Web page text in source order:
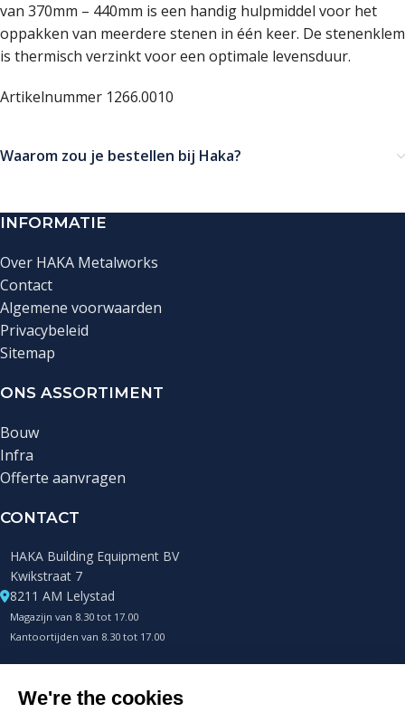
van 370mm – 440mm is een handig hulpmiddel voor het
oppakken van meerdere stenen in één keer. De stenenklem
is thermisch verzinkt voor een optimale levensduur.
Artikelnummer 1266.0010
Waarom zou je bestellen bij Haka?
INFORMATIE
Over HAKA Metalworks
Contact
Algemene voorwaarden
Privacybeleid
Sitemap
ONS ASSORTIMENT
Bouw
Infra
Offerte aanvragen
CONTACT
HAKA Building Equipment BV
Kwikstraat 7
8211 AM Lelystad
Magazijn van 8.30 tot 17.00
Kantoortijden van 8.30 tot 17.00
Telefonisch altijd bereikbaar